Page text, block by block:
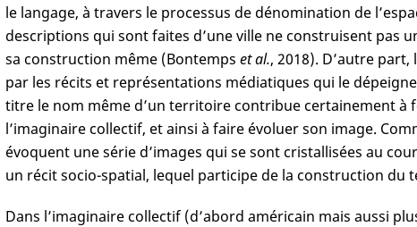
le langage, à travers le processus de dénomination de
descriptions qui sont faites d’une ville ne construisent pas
sa construction même (Bontemps et al., 2018). D’autre
par les récits et représentations médiatiques qui le
titre le nom même d’un territoire contribue certainement
l’imaginaire collectif, et ainsi à faire évoluer son image.
évoquent une série d’images qui se sont cristallisées au
un récit socio-spatial, lequel participe de la construction du
Dans l’imaginaire collectif (d’abord américain mais aussi